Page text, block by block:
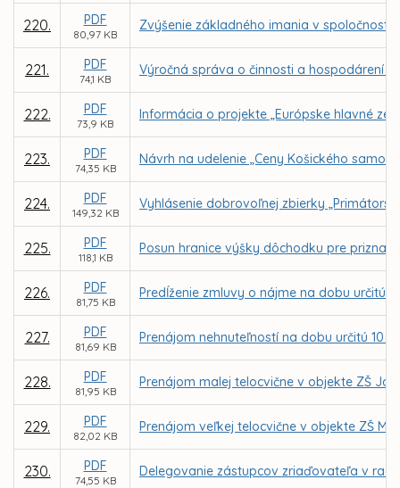
220. PDF
80,97 KB
Zvýšenie základného imania v spoločnosti
221. PDF
74,1 KB
Výročná správa o činnosti a hospodárení
222. PDF
73,9 KB
Informácia o projekte „Európske hlavné
223. PDF
74,35 KB
Návrh na udelenie „Ceny Košického
224. PDF
149,32 KB
Vyhlásenie dobrovoľnej zbierky
225. PDF
118,1 KB
Posun hranice výšky dôchodku pre
226. PDF
81,75 KB
Predĺženie zmluvy o nájme na dobu určitú
227. PDF
81,69 KB
Prenájom nehnuteľností na dobu určitú 10
228. PDF
81,95 KB
Prenájom malej telocvične v objekte ZŠ
229. PDF
82,02 KB
Prenájom veľkej telocvične v objekte ZŠ
230. PDF
74,55 KB
Delegovanie zástupcov zriaďovateľa v